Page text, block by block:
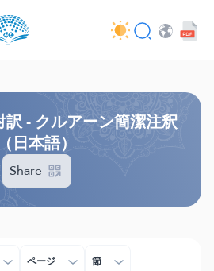
サービス - API
- クルアーン簡潔注釈
（日本語）
Share
ページ 節